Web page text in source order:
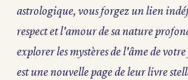
astrologique, vous forgez un lien
respect et l'amour de sa nature
explorer les mystères de l'âme de
est une nouvelle page de leur livre